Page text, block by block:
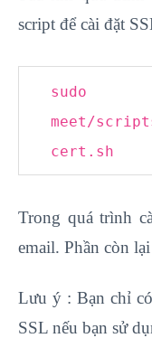
script để cài đặt
sudo /
meet/
cert.sh
Trong quá trình
email. Phần còn
Lưu ý : Bạn chỉ
SSL nếu bạn sử